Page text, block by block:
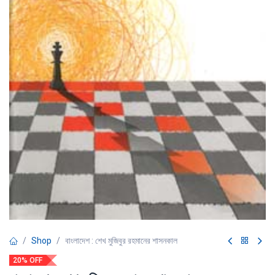
Shop বাংলাদেশ : শেখ মুজিবুর রহমানের শাসনকাল
20% OFF